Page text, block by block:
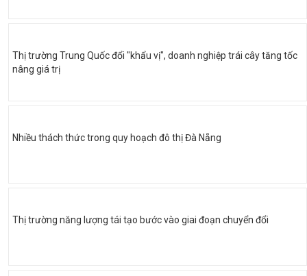
Thị trường Trung Quốc đổi "khẩu vị", doanh nghiệp trái cây tăng tốc
nâng giá trị
Nhiều thách thức trong quy hoạch đô thị Đà Nẵng
Thị trường năng lượng tái tạo bước vào giai đoạn chuyển đổi